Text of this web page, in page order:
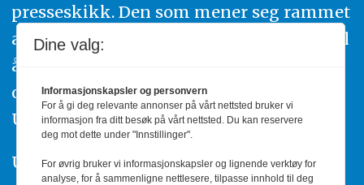
presseskikk. Den som mener seg rammet
av urettmessig publisering, oppfordres til
å ta kontakt med redaksjonen. Du kan
også klage inn saker til Pressens Faglige
Utvalg,www.pfu.no.
Utgiver: PBL
Dine valg:
Informasjonskapsler og personvern
For å gi deg relevante annonser på vårt nettsted bruker vi
informasjon fra ditt besøk på vårt nettsted. Du kan reservere
deg mot dette under "Innstillinger".
For øvrig bruker vi informasjonskapsler og lignende verktøy for
analyse, for å sammenligne nettlesere, tilpasse innhold til deg